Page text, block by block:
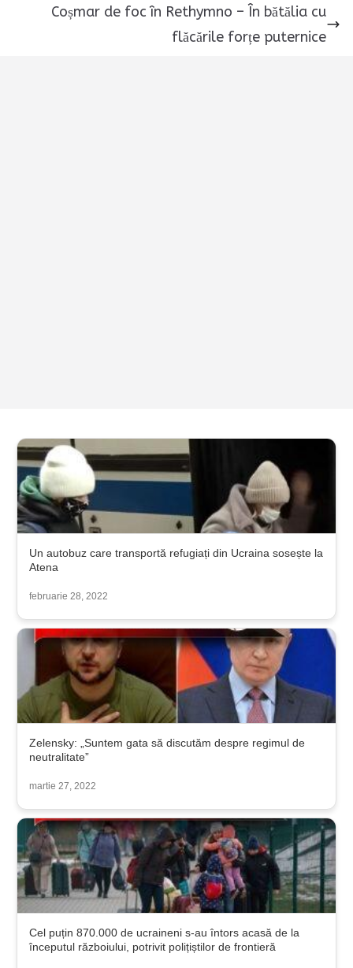
Coșmar de foc în Rethymno – În bătălia cu
flăcările forțe puternice
Un autobuz care transportă refugiați din Ucraina sosește la
Atena
februarie 28, 2022
Zelensky: „Suntem gata să discutăm despre regimul de
neutralitate”
martie 27, 2022
Cel puțin 870.000 de ucraineni s-au întors acasă de la
începutul războiului, potrivit polițiștilor de frontieră